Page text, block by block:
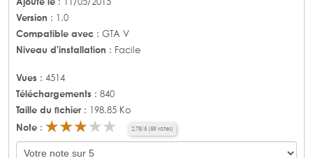
: 11/05/2015
Version : 1.0
Compatible avec : GTA V
Niveau d'installation : Facile
Vues : 4514
Téléchargements : 840
Taille du fichier : 198.85 Ko
Note : 2,78/5 58 votes)